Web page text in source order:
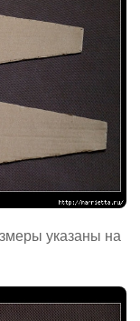
указаны на